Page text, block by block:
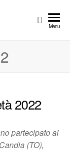
Menu
2022
partecipato ai
(TO),